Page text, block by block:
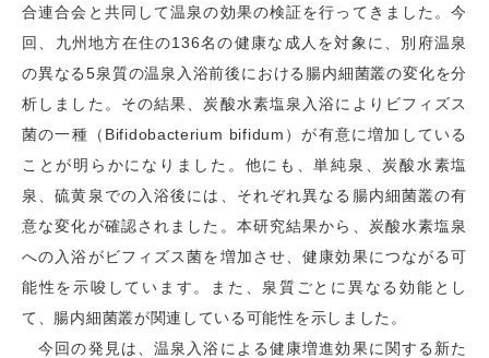
合連合会と共同して温泉の効果の検証を行ってきました。今
回、九州地方在住の136名の健康な成人を対象に、別府温泉
の異なる5泉質の温泉入浴前後における腸内細菌叢の変化を分
析しました。その結果、炭酸水素塩泉入浴によりビフィズス
菌の一種（Bifidobacterium bifidum）が有意に増加している
ことが明らかになりました。他にも、単純泉、炭酸水素塩
泉、硫黄泉での入浴後には、それぞれ異なる腸内細菌叢の有
意な変化が確認されました。本研究結果から、炭酸水素塩泉
への入浴がビフィズス菌を増加させ、健康効果につながる可
能性を示唆しています。また、泉質ごとに異なる効能とし
て、腸内細菌叢が関連している可能性を示しました。
今回の発見は、温泉入浴による健康増進効果に関する新た